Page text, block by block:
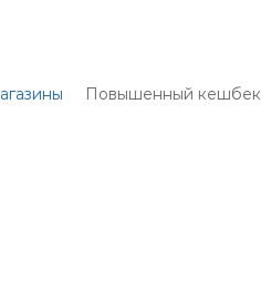
Повышенный кешбек